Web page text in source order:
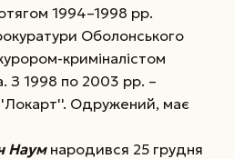
1994–1998 рр.
Оболонського
криміналістом
З 1998 по 2003 рр. –
Одружений, має
Наумнародився 25 грудня